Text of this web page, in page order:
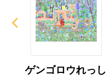
ゲンゴロウれっし